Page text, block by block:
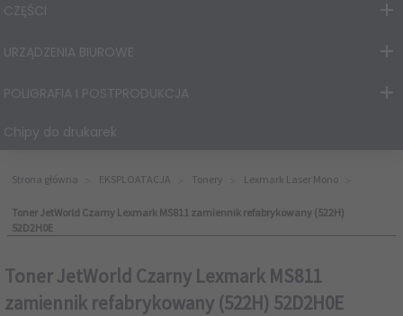
CZĘŚCI
URZĄDZENIA BIUROWE
POLIGRAFIA I POSTPRODUKCJA
Chipy do drukarek
Strona główna EKSPLOATACJA Tonery Lexmark Laser Mono
Toner JetWorld Czarny Lexmark MS811 zamiennik refabrykowany (522H)
52D2H0E
Toner JetWorld Czarny Lexmark MS811
zamiennik refabrykowany (522H) 52D2H0E